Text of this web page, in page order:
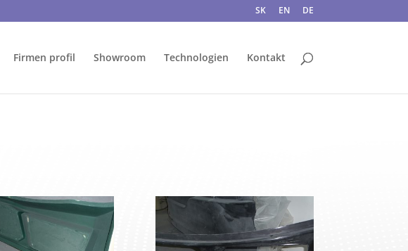
SK EN DE
Firmen profil Showroom Technologien Kontakt